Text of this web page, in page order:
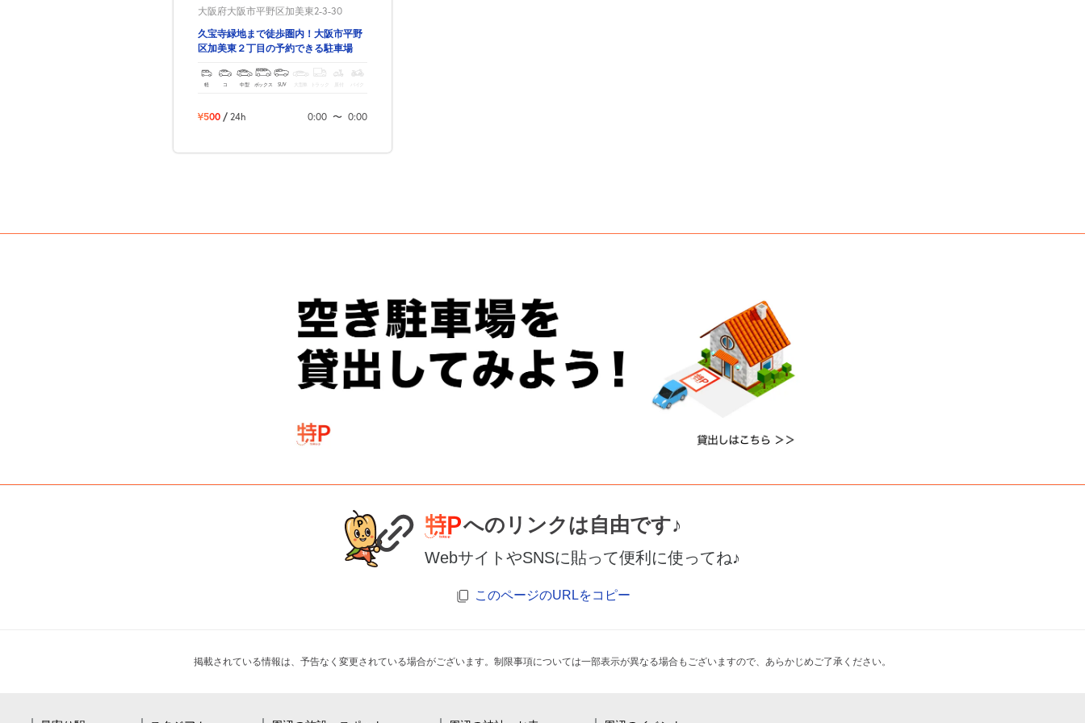
大阪府大阪市平野区加美東2-3-30
久宝寺緑地まで徒歩圏内！大阪市平野
区加美東２丁目の予約できる駐車場
軽 コ 中型 ボックス SUV 大型車 トラック バイク
¥500 / 24h 0:00 〜 0:00
へのリンクは自由です♪
WebサイトやSNSに貼って便利に使ってね♪
このページのURLをコピー
掲載されている情報は、予告なく変更されている場合がございます。制限事項については一部表示が異なる場合もございますので、あらかじめご了承ください。